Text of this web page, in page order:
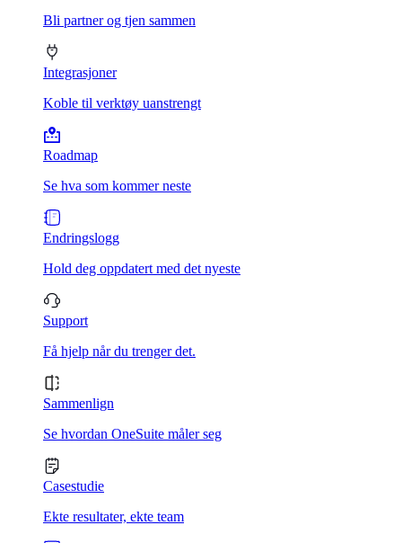
Bli partner og tjen sammen
Integrasjoner
Koble til verktøy uanstrengt
Roadmap
Se hva som kommer neste
Endringslogg
Hold deg oppdatert med det nyeste
Support
Få hjelp når du trenger det.
Sammenlign
Se hvordan OneSuite måler seg
Casestudie
Ekte resultater, ekte team